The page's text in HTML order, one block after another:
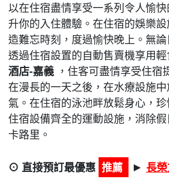
以在住宿盡情享受一系列令人愉
升你的入住體驗。在住宿的娛樂
造難忘時刻，度過愉快晚上。無
透過住宿設置的自動售賣機享用
酒店-嘉義，住客可盡情享受住宿
在漫長的一天之後，在水療設施
氣。在住宿的泳池畔放鬆身心，
住宿設備齊全的運動設施，消除
卡路里。
⊙ 直接預訂最優惠 推薦 ► 長